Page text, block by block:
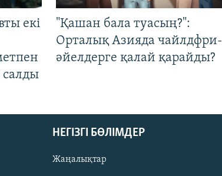
екі
"Қашан бала туасың?":
Орталық Азияда чайлдфри-
әйелдерге қалай қарайды?
НЕГІЗГІ БӨЛІМДЕР
Жаңалықтар